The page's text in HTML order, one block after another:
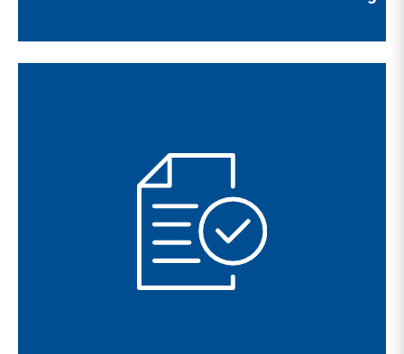
Wir unterstützen Sie dabei, Ihre Gesundheit durch die
Inanspruchnahme der arbeitsmedizinischen Untersuchung,
durch Kostenbeteiligung an Arbeitsplatzbrillen, durch
Grippeschutzimpfungen, Betriebliches
Eingliederungsmanagement und deren begleitende
Maßnahmen zu erhalten und zu fördern.